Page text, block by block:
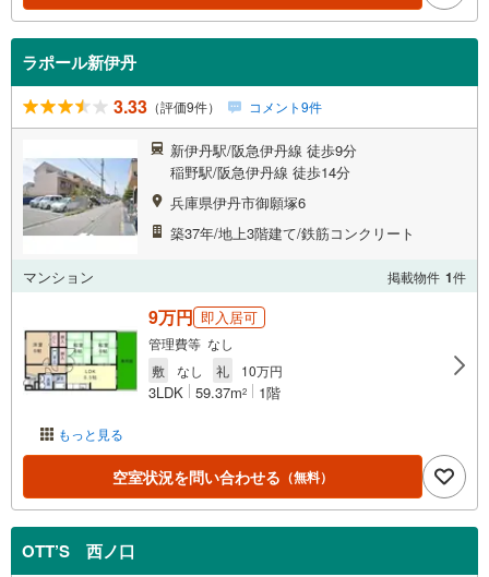
ラポール新伊丹
3.33 （評価9件） コメント9件
新伊丹駅/阪急伊丹線 徒歩9分
稲野駅/阪急伊丹線 徒歩14分
兵庫県伊丹市御願塚6
築37年/地上3階建て/鉄筋コンクリート
マンション 掲載物件 1件
もっと見る
9万円 即入居可
管理費等 なし
敷
なし 礼 10万円
3LDK 59.37m2 1階
空室状況を問い合わせる （無料）
OTT’S 西ノ口